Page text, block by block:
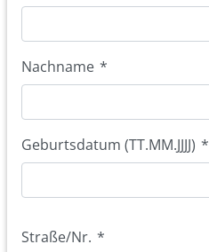
Nachname *
Geburtsdatum (TT.MM.JJJJ) *
Straße/Nr. *